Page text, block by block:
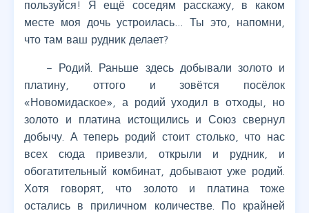
пользуйся! Я ещё соседям расскажу, в каком
месте моя дочь устроилась… Ты это, напомни,
что там ваш рудник делает?
– Родий. Раньше здесь добывали золото и
платину, оттого и зовётся посёлок
«Новомидаское», а родий уходил в отходы, но
золото и платина истощились и Союз свернул
добычу. А теперь родий стоит столько, что нас
всех сюда привезли, открыли и рудник, и
обогатительный комбинат, добывают уже родий.
Хотя говорят, что золото и платина тоже
остались в приличном количестве. По крайней